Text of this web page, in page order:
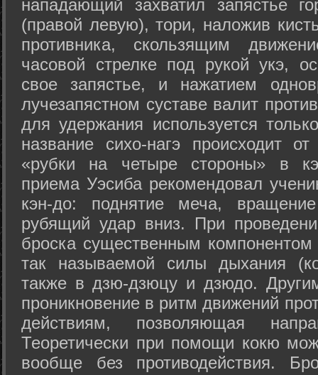
нападающий захватил запястье
(правой левую), тори, наложив
противника, скользящим
часовой стрелке под рукой укэ,
свое запястье, и нажатием
лучезапястном суставе валит
для удержания используется
название сихо-нагэ происходит
«рубки на четыре стороны» в
приема Уэсиба рекомендовал
кэн-до: поднятие меча,
рубящий удар вниз. При
броска существенным компонентом
так называемой силы дыхания
также в дзю-дзюцу и дзюдо.
проникновение в ритм движений
действиям, позволяющая
Теоретически при помощи кокю
вообще без противодействия.